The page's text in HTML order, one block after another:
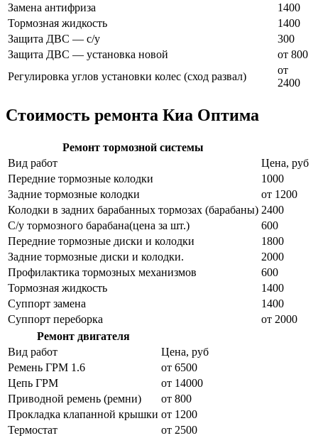
Замена антифриза
1400
Тормозная жидкость
1400
Защита ДВС — с/у
300
Защита ДВС — установка новой
от 800
Регулировка углов установки колес (сход развал)
от
2400
Стоимость ремонта Киа Оптима
Ремонт тормозной системы
Вид работ
Цена, руб
Передние тормозные колодки
1000
Задние тормозные колодки
от 1200
Колодки в задних барабанных тормозах (барабаны) 2400
С/у тормозного барабана(цена за шт.)
600
Передние тормозные диски и колодки
1800
Задние тормозные диски и колодки.
2000
Профилактика тормозных механизмов
600
Тормозная жидкость
1400
Суппорт замена
1400
Суппорт переборка
от 2000
Ремонт двигателя
Вид работ
Цена, руб
Ремень ГРМ 1.6
от 6500
Цепь ГРМ
от 14000
Приводной ремень (ремни)
от 800
Прокладка клапанной крышки от 1200
Термостат
от 2500